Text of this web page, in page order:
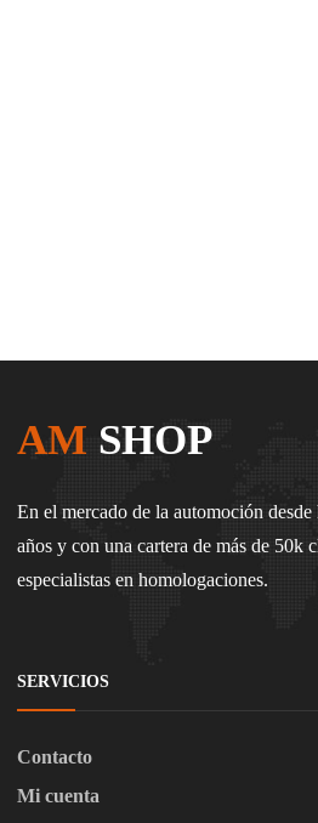
AM SHOP
En el mercado de la automoción desde
años y con una cartera de más de 50k
especialistas en homologaciones.
SERVICIOS
Contacto
Mi cuenta